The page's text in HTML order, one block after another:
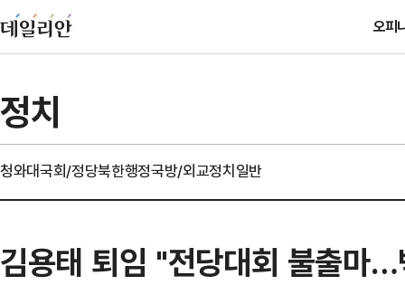
오피
정치
청와대국회/정당북한행정국방/외교정치일반
김용태 퇴임 "전당대회 불출마